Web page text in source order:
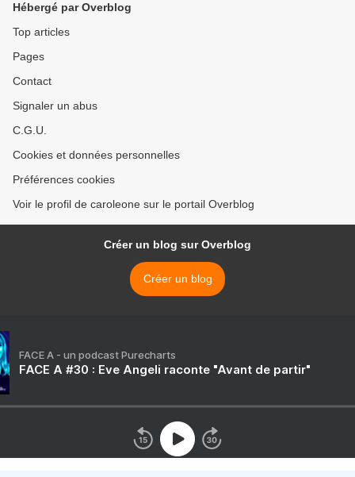
Hébergé par Overblog
Top articles
Pages
Contact
Signaler un abus
C.G.U.
Cookies et données personnelles
Préférences cookies
Voir le profil de caroleone sur le portail Overblog
Créer un blog sur Overblog
Créer un blog
FACE A - un podcast Purecharts
FACE A #30 : Eve Angeli raconte "Avant de partir"